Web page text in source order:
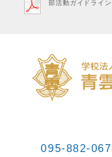
部活動ガイドライン
095-882-